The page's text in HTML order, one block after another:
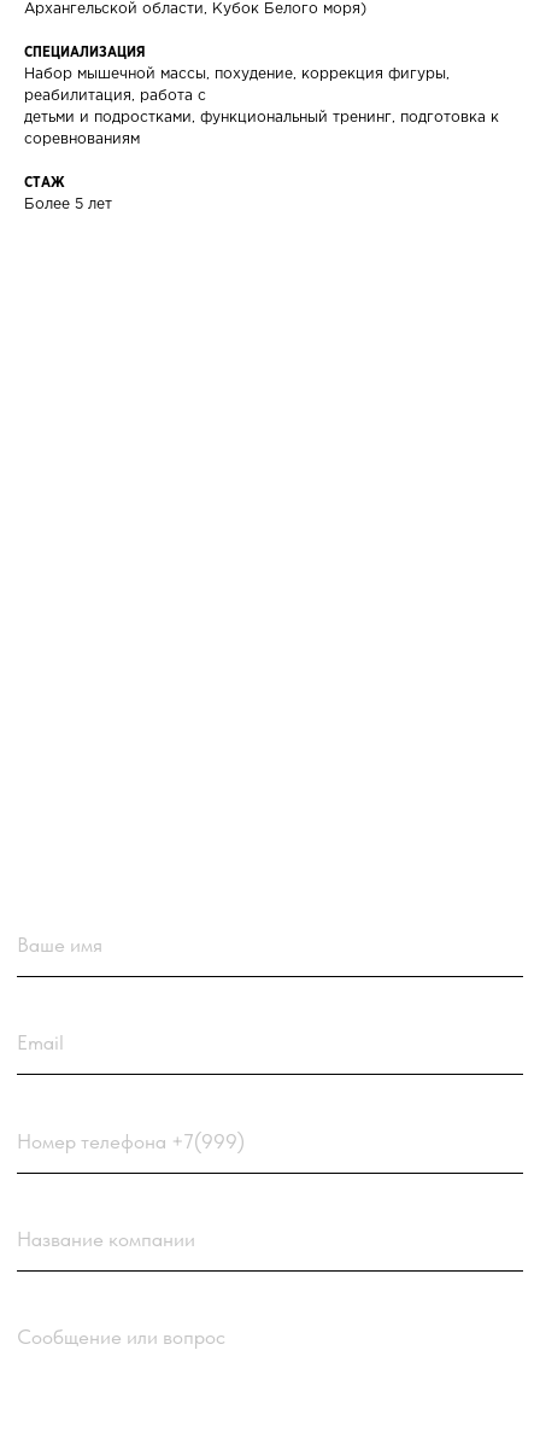
Архангельской области, Кубок Белого моря)
СПЕЦИАЛИЗАЦИЯ
Набор мышечной массы, похудение, коррекция фигуры,
реабилитация, работа с
детьми и подростками, функциональный тренинг, подготовка к
соревнованиям
СТАЖ
Более 5 лет
Загрузить резюме
ДО 20МБ DOC DOCX PDF TXT. ЗАЯВКА С
Choose a file
сПолитикой обработки
персональных данныхкомпании